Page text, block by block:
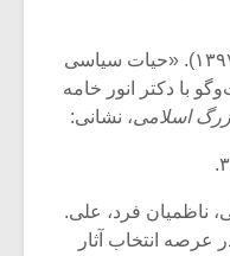
خامه‌ای، انور و بجنوردی، مجید. (۱۳۹۷). «حیات سیاسی
با دکتر انور خامه
اسلامی، نشانی:
ناظمیان فرد، علی.
در عرصه انتخاب آثار